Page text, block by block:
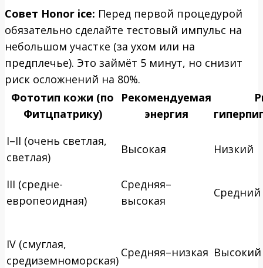
Совет Honor ice: Перед первой процедурой
обязательно сделайте тестовый импульс на
небольшом участке (за ухом или на
предплечье). Это займёт 5 минут, но снизит
риск осложнений на 80%.
Фототип кожи (по
Фитцпатрику)
Рекомендуемая
энергия
I–II (очень светлая,
светлая)
Высокая Низкий
III (средне-
европеоидная)
Средняя–
высокая
Средний
IV (смуглая,
средиземноморская)
Средняя–низкая Высокий